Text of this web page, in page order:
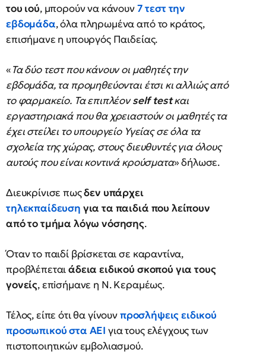
του ιού, μπορούν να κάνουν7 τεστ την
εβδομάδα, όλα πληρωμένα από το κράτος,
επισήμανε η υπουργός Παιδείας.
«Τα δύο τεστ που κάνουν οι μαθητές την
εβδομάδα, τα προμηθεύονται έτσι κι αλλιώς από
το φαρμακείο. Τα επιπλέονself testκαι
εργαστηριακά που θα χρειαστούν οι μαθητές τα
έχει στείλει το υπουργείο Υγείας σε όλα τα
σχολεία της χώρας, στους διευθυντές για όλους
αυτούς που είναι κοντινά κρούσματα» δήλωσε.
Διευκρίνισε πωςδεν υπάρχει
τηλεκπαίδευση για τα παιδιά που λείπουν
από το τμήμα λόγω νόσησης.
Όταν το παιδί βρίσκεται σε καραντίνα,
προβλέπεταιάδεια ειδικού σκοπού για τους
γονείς, επiσήμανε η N. Κεραμέως.
Τέλος, είπε ότι θα γίνουνπροσλήψεις ειδικού
προσωπικού στα ΑΕΙ για τους ελέγχους των
πιστοποιητικών εμβολιασμού.